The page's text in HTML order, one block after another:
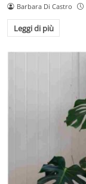
Barbara Di Castro
Leggi di più